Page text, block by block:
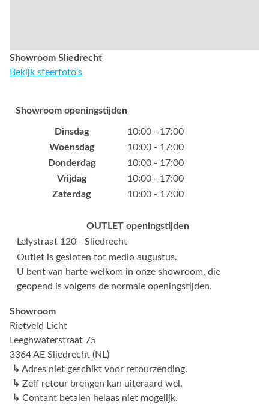
Showroom Sliedrecht
Bekijk sfeerfoto's
Showroom openingstijden
Dinsdag
10:00 - 17:00
Woensdag
10:00 - 17:00
Donderdag
10:00 - 17:00
Vrijdag
10:00 - 17:00
Zaterdag
10:00 - 17:00
OUTLET openingstijden
Lelystraat 120 - Sliedrecht
Outlet is gesloten tot medio augustus.
U bent van harte welkom in onze showroom, die
geopend is volgens de normale openingstijden.
Showroom
Rietveld Licht
Leeghwaterstraat 75
3364 AE Sliedrecht (NL)
↳ Adres niet geschikt voor retourzending.
↳ Zelf retour brengen kan uiteraard wel.
↳ Contant betalen helaas niet mogelijk.